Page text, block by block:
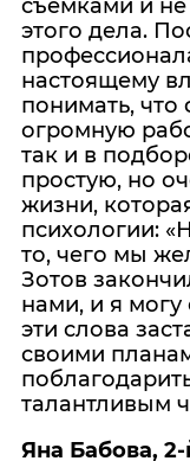
съемками и не
этого дела.
настоящему
понимать,
огромную
так и в
простую, но
жизни,
психологии:
то, чего мы
Зотов
нами, и я могу
эти слова
своими
талантливым
Яна Бабова,